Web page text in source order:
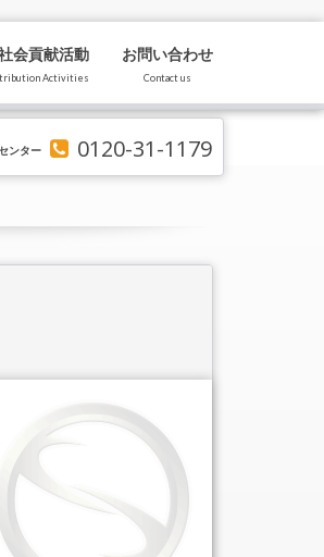
会貢献活動
Activities
お問い合わせ
Contact us
ンター 0120-31-1179